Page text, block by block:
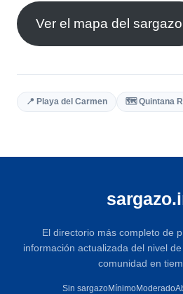
Ver el mapa del sargazo
📍 Playa del Carmen 🗺️ Quintana
El directorio más completo de
información actualizada del nivel
comunidad en
Sin sargazoMínimoModerado